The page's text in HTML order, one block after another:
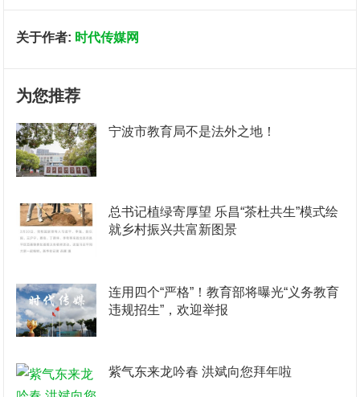
关于作者: 时代传媒网
为您推荐
宁波市教育局不是法外之地！
总书记植绿寄厚望 乐昌“茶杜共生”模式绘
就乡村振兴共富新图景
连用四个“严格”！教育部将曝光“义务教育
违规招生”，欢迎举报
紫气东来龙吟春 洪斌向您拜年啦